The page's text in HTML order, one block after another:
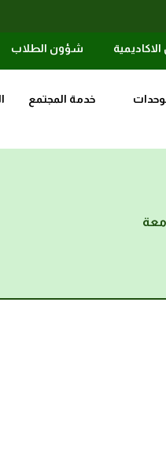
شؤون الطلاب
خدمة المجتمع